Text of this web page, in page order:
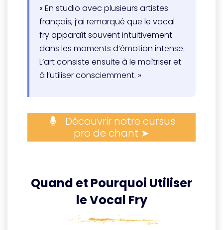
« En studio avec plusieurs artistes
français, j’ai remarqué que le vocal
fry apparaît souvent intuitivement
dans les moments d’émotion intense.
L’art consiste ensuite à le maîtriser et
à l’utiliser consciemment. »
Découvrir notre cursus
pro de chant ➤
Quand et Pourquoi Utiliser
le Vocal Fry